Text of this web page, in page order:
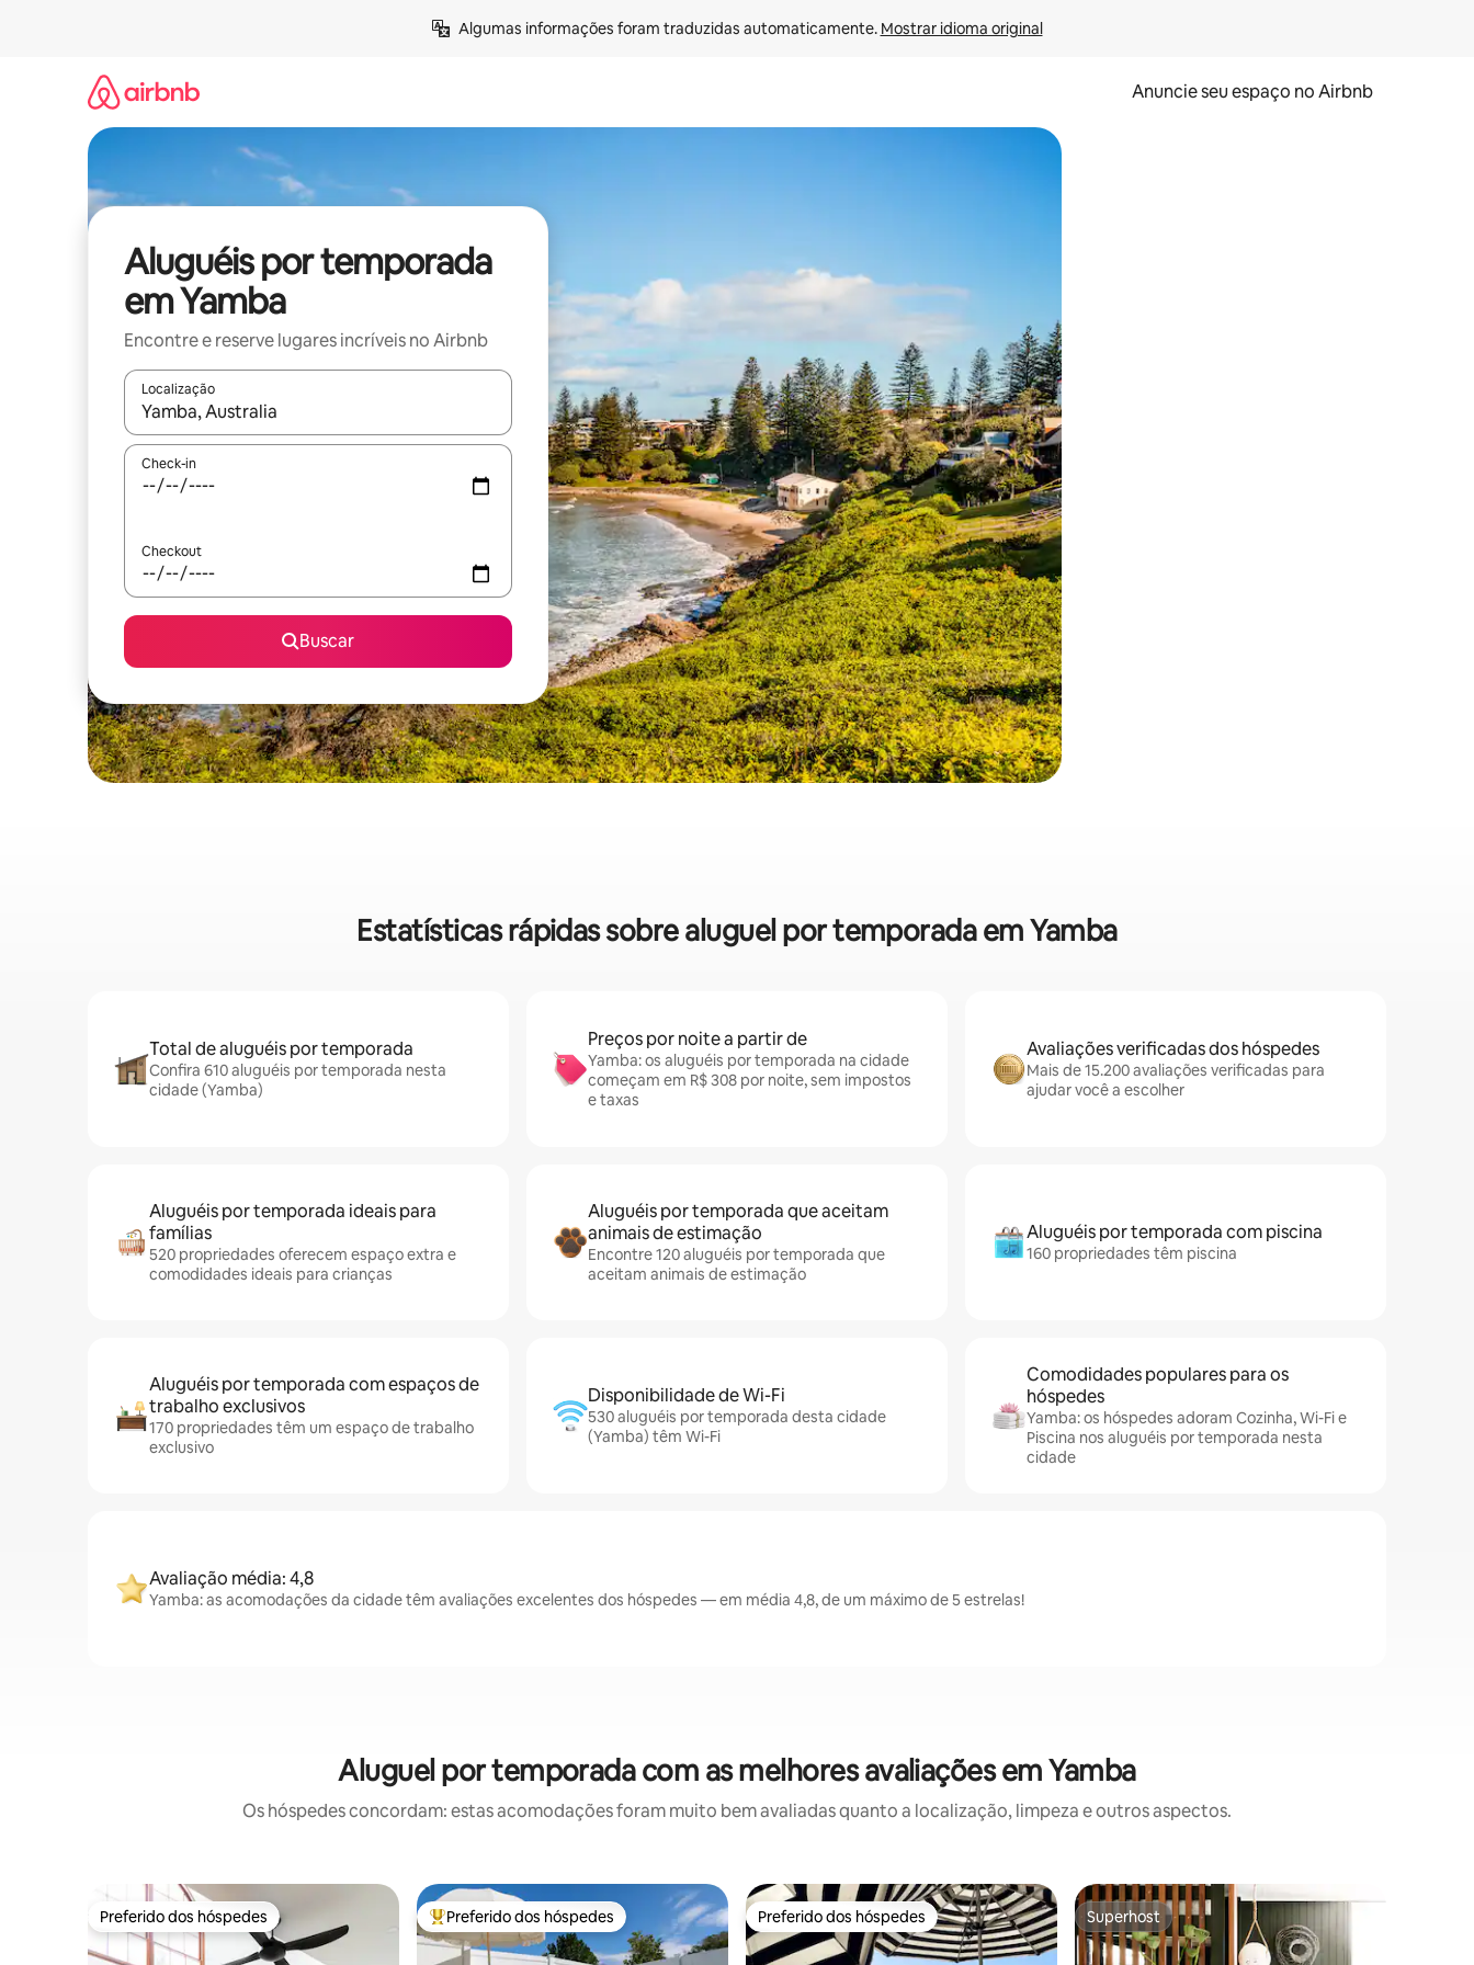
Algumas informações foram traduzidas automaticamente. Mostrar idioma original
Anuncie seu espaço no Airbnb
Aluguéis por temporada
em Yamba
Encontre e reserve lugares incríveis no Airbnb
Localização
Quando os resultados estiverem disponíveis, explore-os usando as seta para cima e para baixo do teclado ou tocando e deslizando o dedo na tela.
Check-in
Checkout
Buscar
Estatísticas rápidas sobre aluguel por temporada em Yamba
Total de aluguéis por temporada
Confira 610 aluguéis por temporada nesta
cidade (Yamba)
Preços por noite a partir de
Yamba: os aluguéis por temporada na cidade
começam em R$ 308 por noite, sem impostos
e taxas
Avaliações verificadas dos hóspedes
Mais de 15.200 avaliações verificadas para
ajudar você a escolher
Aluguéis por temporada ideais para
famílias
520 propriedades oferecem espaço extra e
comodidades ideais para crianças
Aluguéis por temporada que aceitam
animais de estimação
Encontre 120 aluguéis por temporada que
aceitam animais de estimação
Aluguéis por temporada com piscina
160 propriedades têm piscina
Aluguéis por temporada com espaços de
trabalho exclusivos
170 propriedades têm um espaço de trabalho
exclusivo
Disponibilidade de Wi-Fi
530 aluguéis por temporada desta cidade
(Yamba) têm Wi-Fi
Comodidades populares para os
hóspedes
Yamba: os hóspedes adoram Cozinha, Wi-Fi e
Piscina nos aluguéis por temporada nesta
cidade
Avaliação média: 4,8
Yamba: as acomodações da cidade têm avaliações excelentes dos hóspedes — em média 4,8, de um máximo de 5 estrelas!
Aluguel por temporada com as melhores avaliações em Yamba
Os hóspedes concordam: estas acomodações foram muito bem avaliadas quanto a localização, limpeza e outros aspectos.
Preferido dos hóspedes
Preferido dos hóspedes Entre os melhores preferidos dos hóspedes
Preferido dos hóspedes Preferido dos hóspedes
Preferido dos hóspedes Superhost
Superhost